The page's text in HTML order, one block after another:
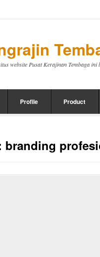
website Pusat Kerajinan Tembaga
Profile Product
branding